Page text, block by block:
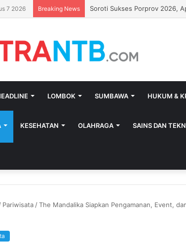
7 2026 Breaking News Soroti Sukses Porprov 2026,
LOMBOK SUMBAWA HUKUM &
KESEHATAN OLAHRAGA SAINS DAN
Pariwisata /The Mandalika Siapkan Pengamanan, Event,